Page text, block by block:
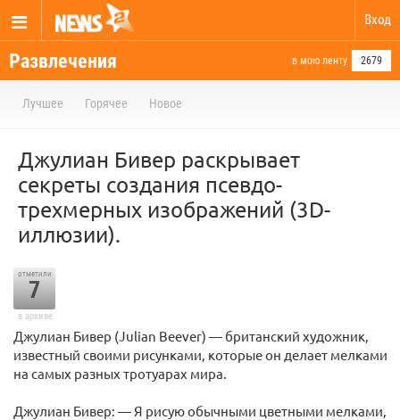
Вход
Развлечения в мою ленту 2679
Лучшее Горячее Новое
Джулиан Бивер раскрывает
секреты создания псевдо-
трехмерных изображений (3D-
иллюзии).
отметили
7
в архиве
Джулиан Бивер (Julian Beever) — британский художник,
известный своими рисунками, которые он делает мелками
на самых разных тротуарах мира.
Джулиан Бивер: — Я рисую обычными цветными мелками,